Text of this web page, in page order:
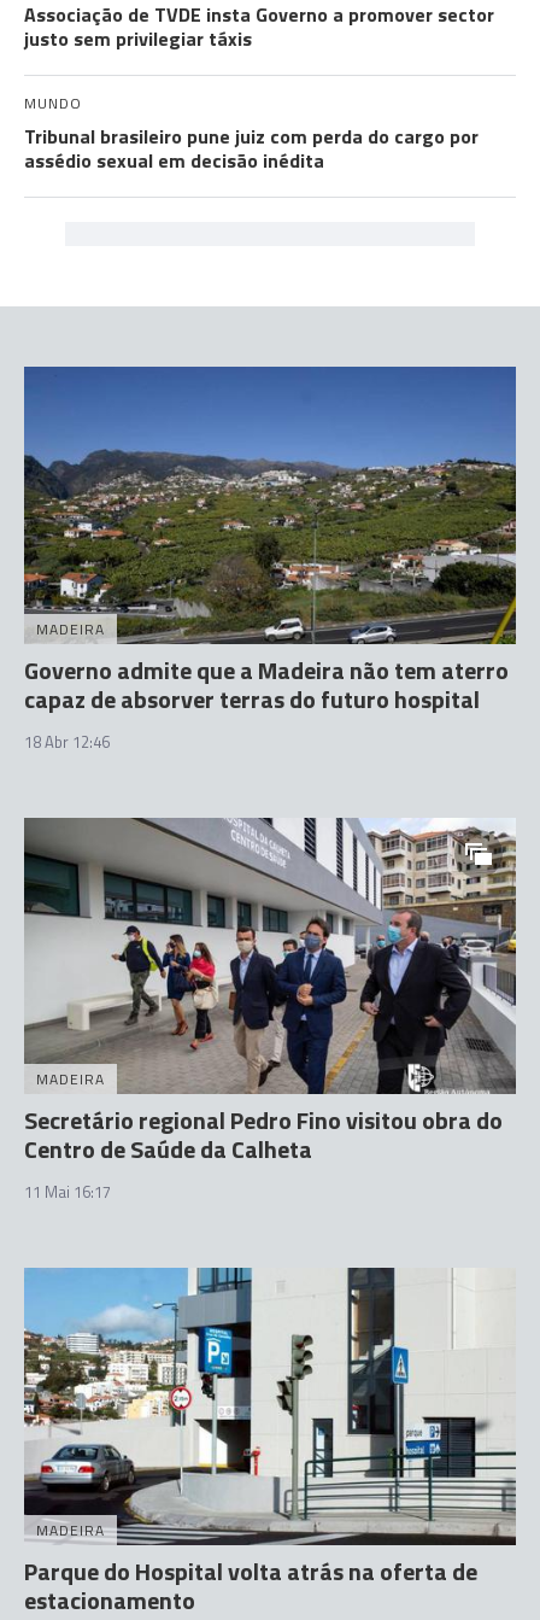
Associação de TVDE insta Governo a promover sector
justo sem privilegiar táxis
MUNDO
Tribunal brasileiro pune juiz com perda do cargo por
assédio sexual em decisão inédita
MADEIRA
Governo admite que a Madeira não tem aterro
capaz de absorver terras do futuro hospital
18 Abr 12:46
MADEIRA
Secretário regional Pedro Fino visitou obra do
Centro de Saúde da Calheta
11 Mai 16:17
MADEIRA
Parque do Hospital volta atrás na oferta de
estacionamento